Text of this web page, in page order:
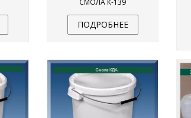
КЛЕЙ-ГЕРМЕТИК ADHESION MS55,
ПРОЗРАЧНЫЙ
ПОДРОБНЕЕ